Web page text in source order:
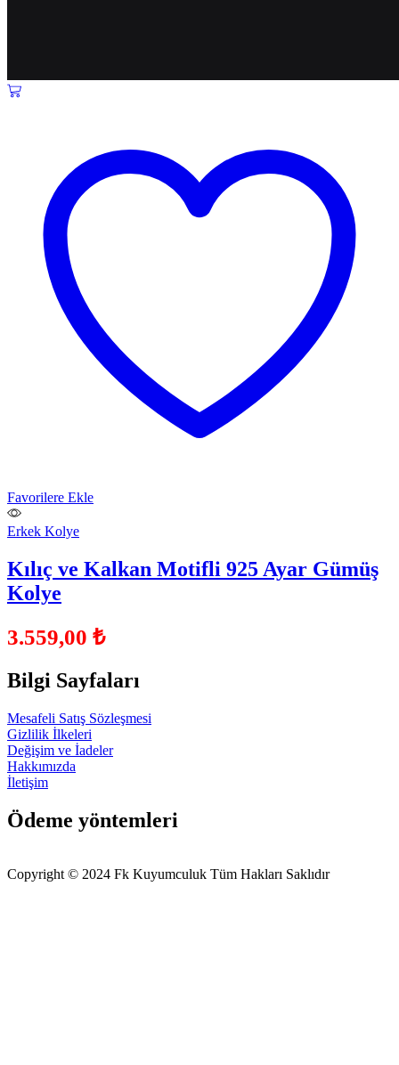
Favorilere Ekle
Erkek Kolye
Kılıç ve Kalkan Motifli 925 Ayar Gümüş
Kolye
3.559,00 ₺
Bilgi Sayfaları
Mesafeli Satış Sözleşmesi
Gizlilik İlkeleri
Değişim ve İadeler
Hakkımızda
İletişim
Ödeme yöntemleri
Copyright © 2024 Fk Kuyumculuk Tüm Hakları Saklıdır